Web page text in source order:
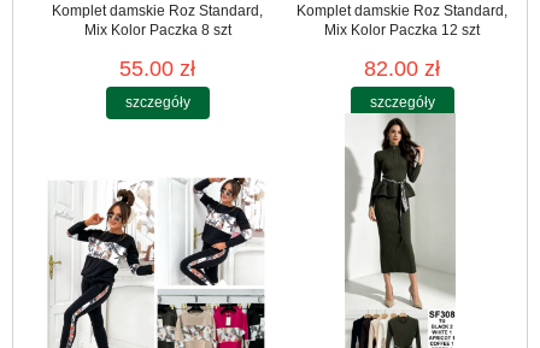
Komplet damskie Roz Standard,
Mix Kolor Paczka 8 szt
55.00 zł
szczegóły
Komplet damskie Roz Standard,
Mix Kolor Paczka 12 szt
82.00 zł
szczegóły